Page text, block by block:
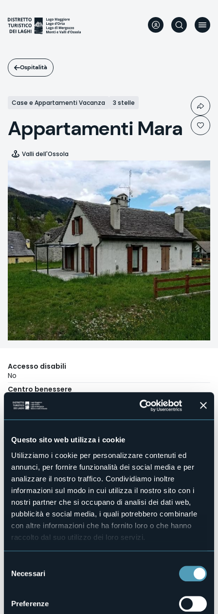
Questo sito web utilizza i cookie
Utilizziamo i cookie per personalizzare contenuti ed
annunci, per fornire funzionalità dei social media e per
analizzare il nostro traffico. Condividiamo inoltre
informazioni sul modo in cui utilizza il nostro sito con i
nostri partner che si occupano di analisi dei dati web,
pubblicità e social media, i quali potrebbero combinarle
con altre informazioni che ha fornito loro o che hanno
raccolto dal suo utilizzo dei loro servizi.
delNecessari
Preferenze
contenuto
principale
Ospitalità
Case e Appartamenti Vacanza 3 stelle
Appartamenti Mara
Valli dell'Ossola
Accesso disabili
No
Centro benessere
Sala congressi
No
Piscina
No
Animali ammessi
Sì
Appartamenti
Posti letto
E-mail
appartamenti.mara@libero.it
Telefono
Codice CIR